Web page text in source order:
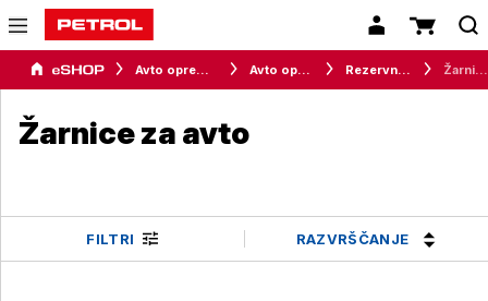
Avto oprema in avtomobilizem Avto oprema Rezervni deli
Žarnice za avto
FILTRI RAZVRŠČANJE